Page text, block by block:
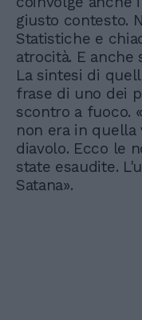
giusto contesto.
Statistiche e
atrocità. E anche
La sintesi di
frase di uno dei
scontro a fuoco.
non era in quella
diavolo. Ecco le
state esaudite.
Satana».